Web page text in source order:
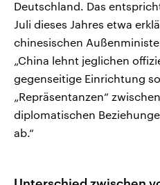
Deutschland. Das
Juli dieses Jahres etwa
chinesischen
„China lehnt jeglichen
gegenseitige Einrichtung
„Repräsentanzen“
diplomatischen
ab.“